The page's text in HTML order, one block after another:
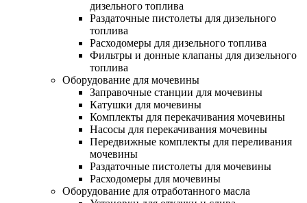
дизельного топлива
Раздаточные пистолеты для дизельного
топлива
Расходомеры для дизельного топлива
Фильтры и донные клапаны для дизельного
топлива
Оборудование для мочевины
Заправочные станции для мочевины
Катушки для мочевины
Комплекты для перекачивания мочевины
Насосы для перекачивания мочевины
Передвижные комплекты для переливания
мочевины
Раздаточные пистолеты для мочевины
Расходомеры для мочевины
Оборудование для отработанного масла